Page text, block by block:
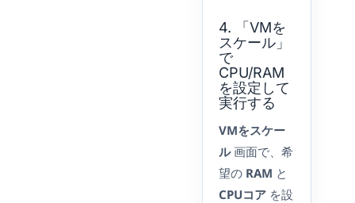
4. 「VMを
スケール」
で
CPU/RAM
を設定して
実行する
VMをスケー
ル画面で、希
望の RAM と
CPUコア を設